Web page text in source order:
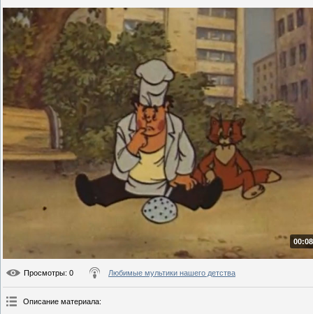
Просмотры: 0 Любимые мультики нашего детства
Описание материала: